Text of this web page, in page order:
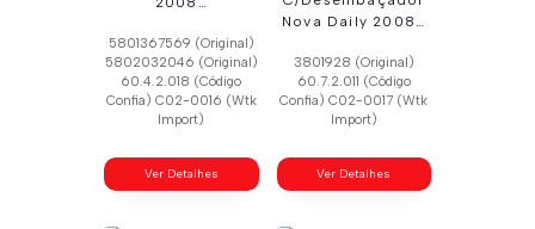
5801367569 (Original)
5802032046 (Original)
60.4.2.018 (Código
Confia) C02-0016 (Wtk
Import)
Ver Detalhes
Nova Daily 2008…
3801928 (Original)
60.7.2.011 (Código
Confia) C02-0017 (Wtk
Import)
Ver Detalhes